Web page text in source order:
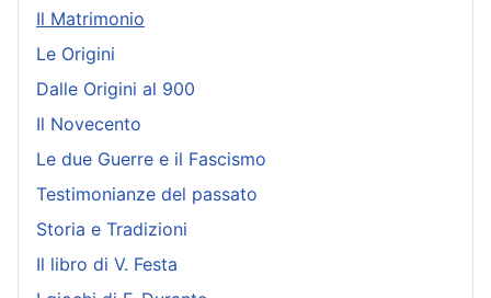
Il Matrimonio
Le Origini
Dalle Origini al 900
Il Novecento
Le due Guerre e il Fascismo
Testimonianze del passato
Storia e Tradizioni
Il libro di V. Festa